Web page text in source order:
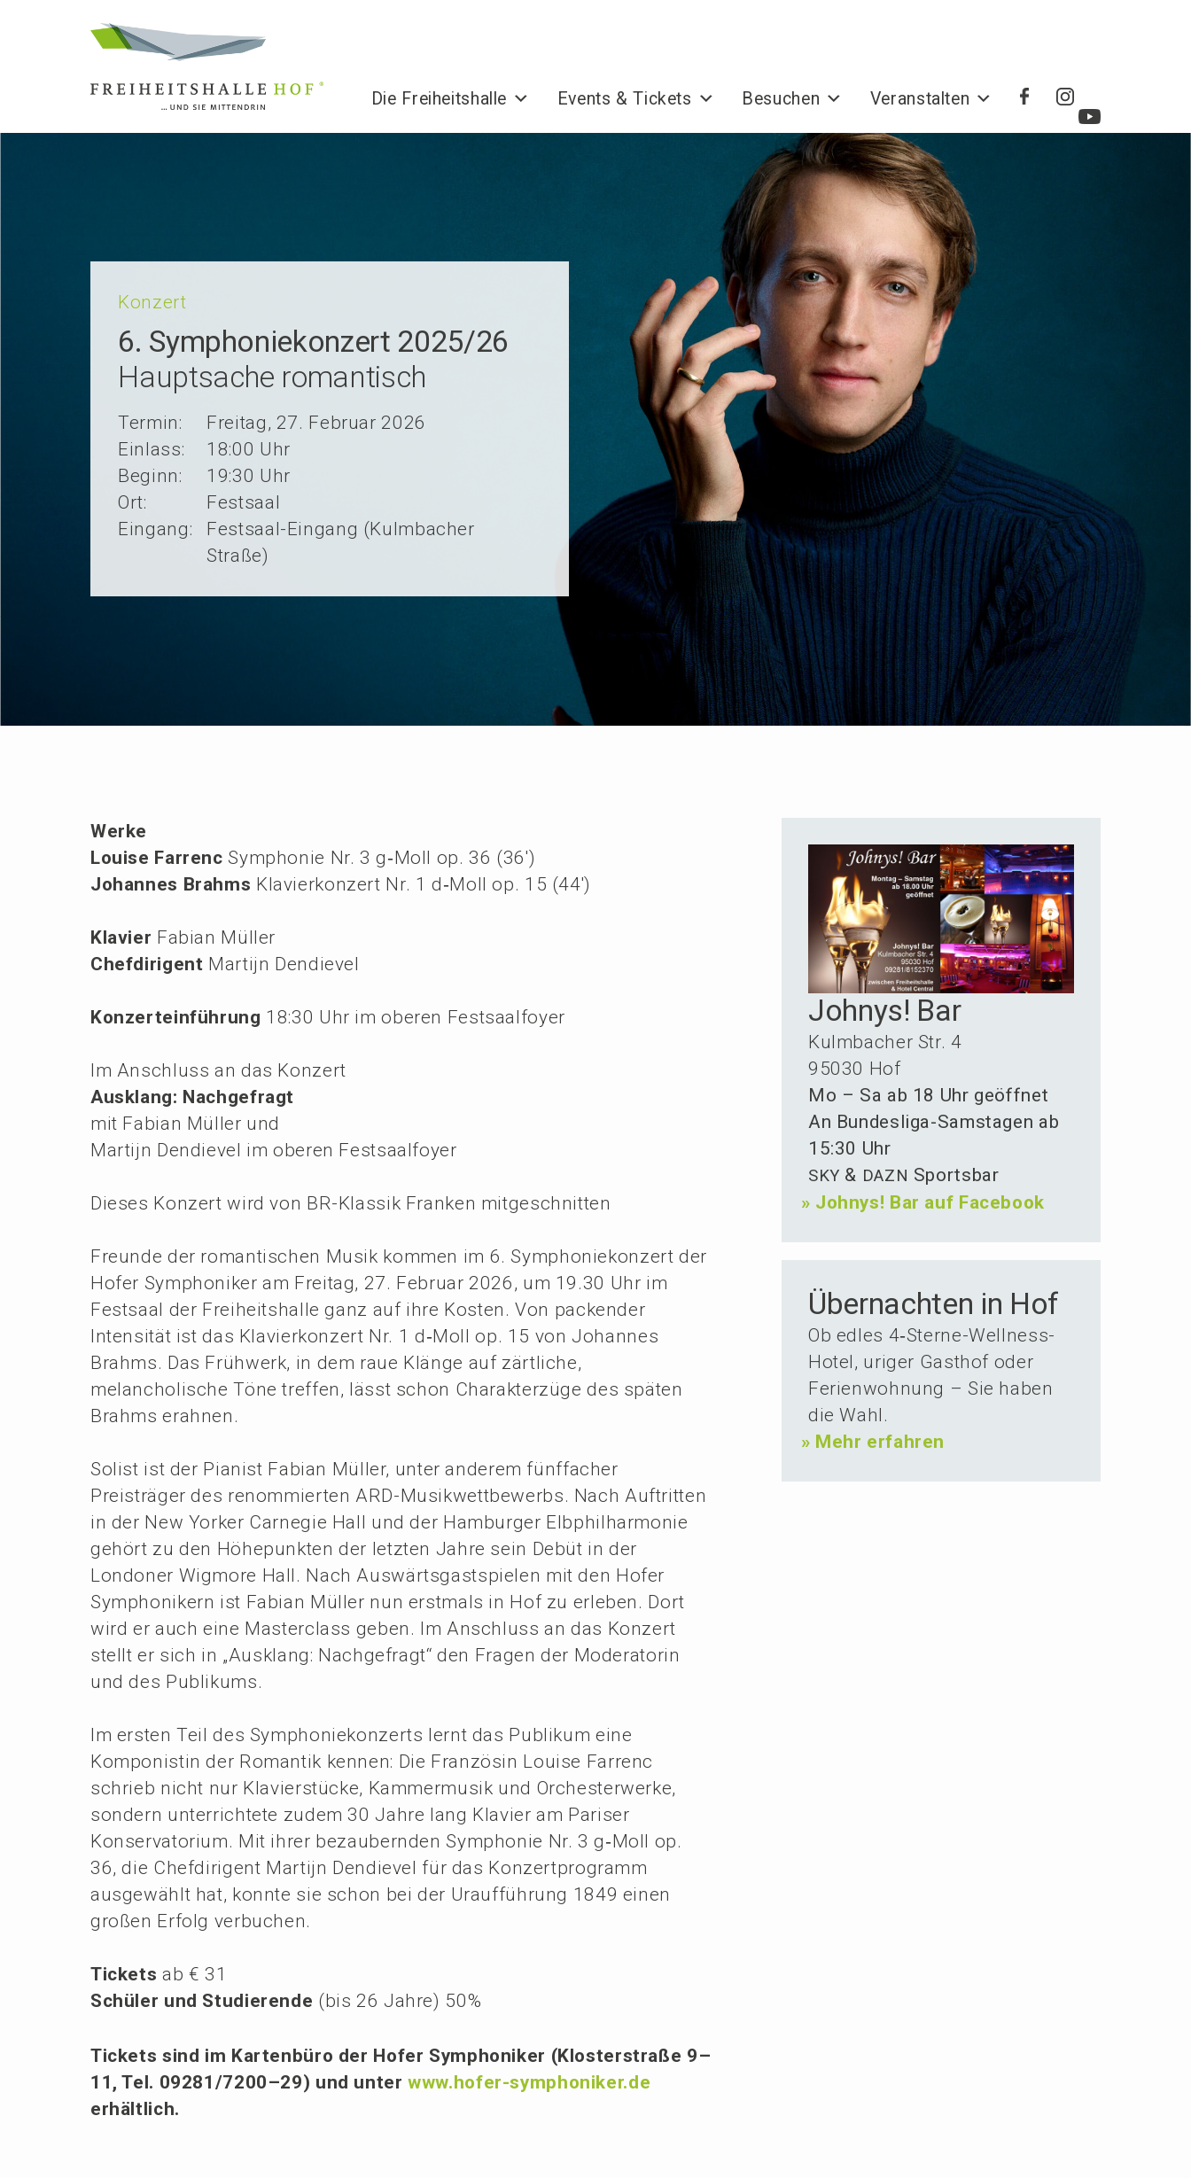
Die Freiheitshalle Events & Tickets Besuchen Veranstalten
Konzert
6. Sympho­nie­kon­zert 2025/26
Hauptsache romantisch
Termin:
Freitag, 27. Februar 2026
Einlass:
18:00 Uhr
Beginn:
19:30 Uhr
Ort:
Festsaal
Eingang:
Festsaal-Eingang (Kulmbacher
Straße)
Werke
Louise Farrenc Sympho­nie Nr. 3 g‑Moll op. 36 (36′)
Johan­nes Brahms Klavier­kon­zert Nr. 1 d‑Moll op. 15 (44′)
Klavier Fabian Müller
Chefdi­ri­gent Marti­jn Dendievel
Konzert­ein­füh­rung 18:30 Uhr im oberen Festsaalfoyer
Im Anschluss an das Konzert
Ausklang: Nachge­fragt
mit Fabian Müller und
Marti­jn Dendie­vel im oberen Festsaalfoyer
Dieses Konzert wird von BR-Klassik Franken mitgeschnitten
Freun­de der roman­ti­schen Musik kommen im 6. Sympho­nie­kon­zert der
Hofer Sympho­ni­ker am Freitag, 27. Febru­ar 2026, um 19.30 Uhr im
Festsaal der Freiheits­hal­le ganz auf ihre Kosten. Von packen­der
Inten­si­tät ist das Klavier­kon­zert Nr. 1 d‑Moll op. 15 von Johan­nes
Brahms. Das Frühwerk, in dem raue Klänge auf zärtli­che,
melan­cho­li­sche Töne treffen, lässt schon Charak­ter­zü­ge des späten
Brahms erahnen.
Solist ist der Pianist Fabian Müller, unter anderem fünffa­cher
Preis­trä­ger des renom­mier­ten ARD-Musik­wett­be­werbs. Nach Auftrit­ten
in der New Yorker Carne­gie Hall und der Hambur­ger Elbphil­har­mo­nie
gehört zu den Höhepunk­ten der letzten Jahre sein Debüt in der
Londo­ner Wigmo­re Hall. Nach Auswärts­gast­spie­len mit den Hofer
Sympho­ni­kern ist Fabian Müller nun erstmals in Hof zu erleben. Dort
wird er auch eine Master­class geben. Im Anschluss an das Konzert
stellt er sich in „Ausklang: Nachge­fragt“ den Fragen der Modera­to­rin
und des Publikums.
Im ersten Teil des Sympho­nie­kon­zerts lernt das Publi­kum eine
Kompo­nis­tin der Roman­tik kennen: Die Franzö­sin Louise Farrenc
schrieb nicht nur Klavier­stü­cke, Kammer­mu­sik und Orches­ter­wer­ke,
sondern unter­rich­te­te zudem 30 Jahre lang Klavier am Pariser
Konser­va­to­ri­um. Mit ihrer bezau­bern­den Sympho­nie Nr. 3 g‑Moll op.
36, die Chefdi­ri­gent Marti­jn Dendie­vel für das Konzert­pro­gramm
ausge­wählt hat, konnte sie schon bei der Urauf­füh­rung 1849 einen
großen Erfolg verbuchen.
Tickets ab € 31
Schüler und Studie­ren­de (bis 26 Jahre) 50%
Tickets sind im Karten­bü­ro der Hofer Sympho­ni­ker (Kloster­stra­ße 9–
11, Tel. 09281/7200–29) und unterwww.hofer-symphoniker.de
erhältlich.
Johnys! Bar
Kulmba­cher Str. 4
95030 Hof
Mo – Sa ab 18 Uhr geöffnet
An Bundes­li­ga-Samsta­gen ab
15:30 Uhr
SKY & DAZN Sportsbar
» Johnys! Bar auf Facebook
Über­nachten in Hof
Ob edles 4‑Ster­ne-Wellness-
Hotel, uriger Gasthof oder
Ferien­woh­nung – Sie haben
die Wahl.
» Mehr erfahren